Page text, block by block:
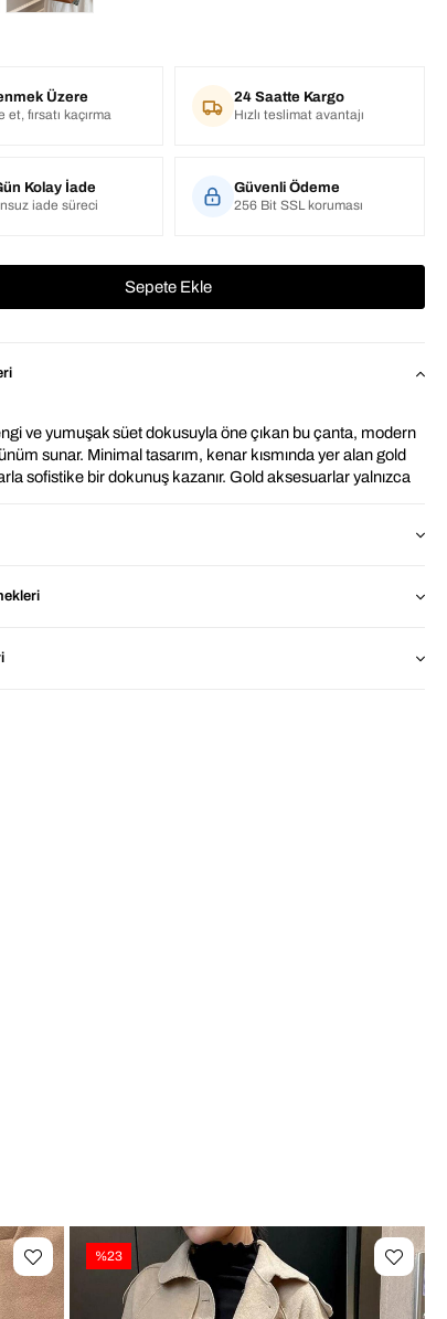
Üzere
et, fırsatı kaçırma
24 Saatte Kargo
Hızlı teslimat avantajı
Kolay İade
iade süreci
Güvenli Ödeme
256 Bit SSL koruması
ve yumuşak süet dokusuyla öne çıkan bu çanta, modern
sunar. Minimal tasarım, kenar kısmında yer alan gold
sofistike bir dokunuş kazanır. Gold aksesuarlar yalnızca
şıklığına kadar geniş bir kullanım alanı sunan çok
Siyah Renk Süet El ve Omuz  Çantası ?
Alanları
el ve omuz çantası olarak kullanım
taşımaya uygun kullanım
%23